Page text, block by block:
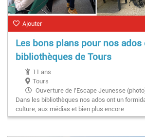
Ajouter
Les bons plans pour nos ados
bibliothèques de Tours
11 ans
Tours
Ouverture de l'Escape Jeunesse
Mardi : 16h-18h30
Mercredi : 10h-18h30
Vendredi : 16h-18h30
Dans les bibliothèques nos ados ont un
culture, aux médias et bien plus encore